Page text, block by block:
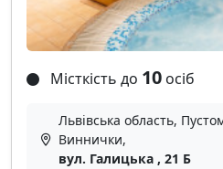
Місткість до 10 осіб
Львівська область,
Виннички,
вул. Галицька , 21 Б